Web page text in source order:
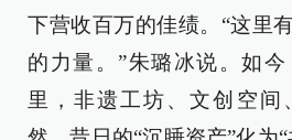
下营收百万的佳绩。“这里
的力量。”朱璐冰说。如
里，非遗工坊、文创空间